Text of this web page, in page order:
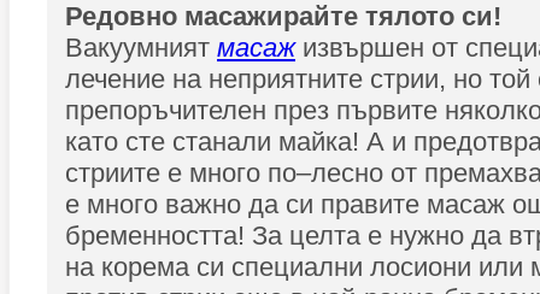
Редовно масажирайте тялото си!
Вакуумният масажизвършен от
лечение на неприятните стрии, но
препоръчителен през първите
като сте станали майка! А и
стриите е много по–лесно от
е много важно да си правите масаж
бременността! За целта е нужно да
на корема си специални лосиони или